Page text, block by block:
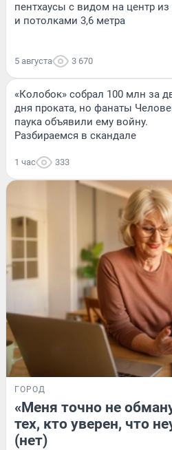
пентхаусы с видом на центр из
и потолками 3,6 метра
5 августа 3 670
«Колобок» собрал 100 млн за
дня проката, но фанаты
паука объявили ему войну.
Разбираемся в скандале
1 час 333
ГОРОД
«Меня точно не
тех, кто уверен, что
(нет)